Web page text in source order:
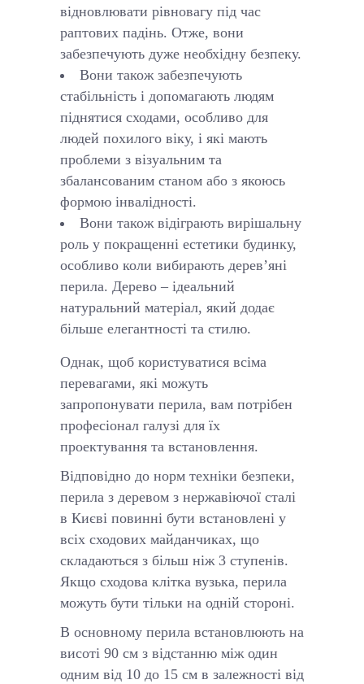
відновлювати рівновагу під час
раптових падінь. Отже, вони
забезпечують дуже необхідну безпеку.
Вони також забезпечують
стабільність і допомагають людям
піднятися сходами, особливо для
людей похилого віку, і які мають
проблеми з візуальним та
збалансованим станом або з якоюсь
формою інвалідності.
Вони також відіграють вирішальну
роль у покращенні естетики будинку,
особливо коли вибирають дерев’яні
перила. Дерево – ідеальний
натуральний матеріал, який додає
більше елегантності та стилю.
Однак, щоб користуватися всіма
перевагами, які можуть
запропонувати перила, вам потрібен
професіонал галузі для їх
проектування та встановлення.
Відповідно до норм техніки безпеки,
перила з деревом з нержавіючої сталі
в Києві повинні бути встановлені у
всіх сходових майданчиках, що
складаються з більш ніж 3 ступенів.
Якщо сходова клітка вузька, перила
можуть бути тільки на одній стороні.
В основному перила встановлюють на
висоті 90 см з відстанню між один
одним від 10 до 15 см в залежності від